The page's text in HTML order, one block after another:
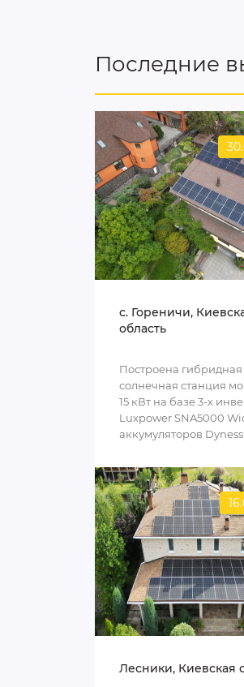
Последние
c. Гореничи,
область
Построена гибридная
солнечная станция
15 кВт на базе 3-х
Luxpower SNA5000
аккумуляторов Dyness
Лесники, Киевская